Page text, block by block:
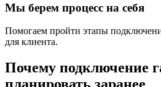
Мы берем процесс на себя
Помогаем пройти этапы
для клиента.
Почему подключение